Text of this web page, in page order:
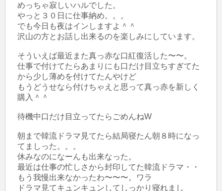
めっちゃ寂しいハルでした。
やっと３０日に仕事納め。。。
でも今日も夜はインしますよ＾＾
沢山の方とお話し出来るのを楽しみにしています。
そういえば最近また真っ赤な口紅復活した〜〜。
仕事で付けてたらあまりにも口だけ目立ちすぎてた
から少し薄めを付けてたんやけど
もうどうせなら付けちゃえと思って真っ赤を新しく
購入＾＾
待機中口だけ目立ってたらごめんねW
朝まで韓流ドラマ見てたら結局寝たん朝８時になっ
てましった。。。
休みなのになーんも出来なった。
最近は仕事の忙しさから封印してた韓流ドラマ・・
もう我慢出来なかったわ〜〜〜。ワラ
ドラマ見てキュンキュンしてしっかり寝れまし